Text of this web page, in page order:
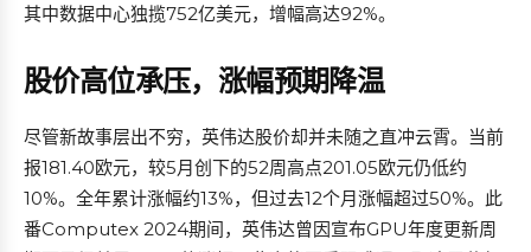
其中数据中心独揽752亿美元，增幅高达92%。
股价高位承压，涨幅预期降温
尽管新故事层出不穷，英伟达股价却并未随之直冲云霄。当前
报181.40欧元，较5月创下的52周高点201.05欧元仍低约
10%。全年累计涨幅约13%，但过去12个月涨幅超过50%。此
番Computex 2024期间，英伟达曾因宣布GPU年度更新周